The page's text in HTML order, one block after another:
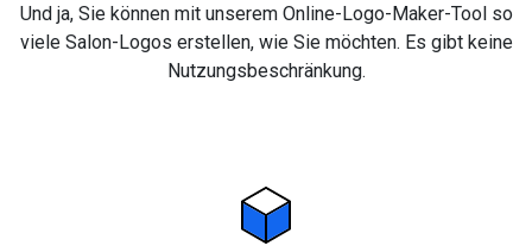
Und ja, Sie können mit unserem Online-Logo-Maker-Tool so
viele Salon-Logos erstellen, wie Sie möchten. Es gibt keine
Nutzungsbeschränkung.